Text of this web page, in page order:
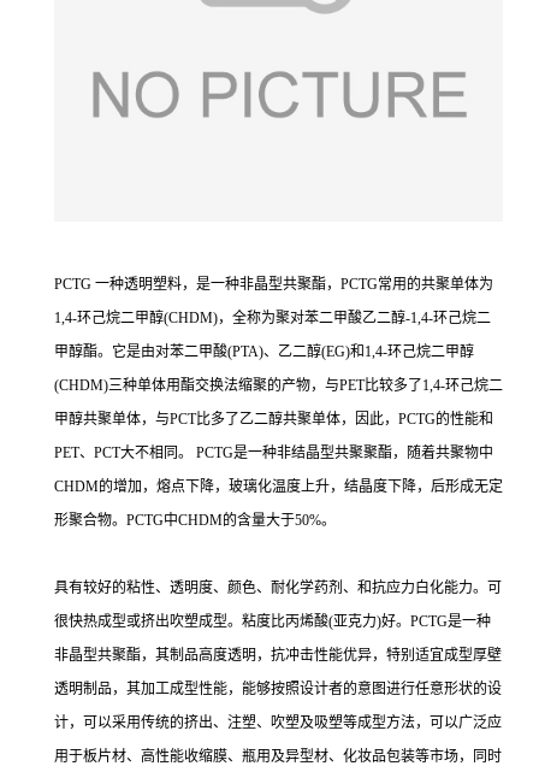
PCTG 一种透明塑料，是一种非晶型共聚酯，PCTG常用的共聚单体为
1,4-环己烷二甲醇(CHDM)，全称为聚对苯二甲酸乙二醇-1,4-环己烷二
甲醇酯。它是由对苯二甲酸(PTA)、乙二醇(EG)和1,4-环己烷二甲醇
(CHDM)三种单体用酯交换法缩聚的产物，与PET比较多了1,4-环己烷二
甲醇共聚单体，与PCT比多了乙二醇共聚单体，因此，PCTG的性能和
PET、PCT大不相同。 PCTG是一种非结晶型共聚聚酯，随着共聚物中
CHDM的增加，熔点下降，玻璃化温度上升，结晶度下降，后形成无定
形聚合物。PCTG中CHDM的含量大于50%。
具有较好的粘性、透明度、颜色、耐化学药剂、和抗应力白化能力。可
很快热成型或挤出吹塑成型。粘度比丙烯酸(亚克力)好。PCTG是一种
非晶型共聚酯，其制品高度透明，抗冲击性能优异，特别适宜成型厚壁
透明制品，其加工成型性能，能够按照设计者的意图进行任意形状的设
计，可以采用传统的挤出、注塑、吹塑及吸塑等成型方法，可以广泛应
用于板片材、高性能收缩膜、瓶用及异型材、化妆品包装等市场，同时